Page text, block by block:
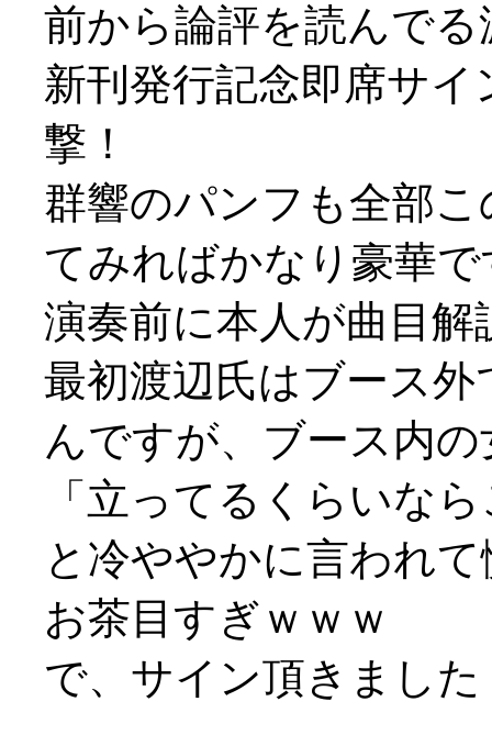
前から論評を読んで
新刊発行記念即席サ
撃！
群響のパンフも全部
てみればかなり豪華
演奏前に本人が曲目
最初渡辺氏はブース
んですが、ブース内
「立ってるくらいな
と冷ややかに言われ
お茶目すぎｗｗｗ
で、サイン頂きまし